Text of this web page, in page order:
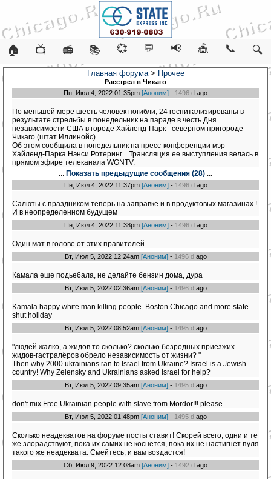
🏠 📺 📻 📚 💞 💬 📢 🎪 📞 🔍
Главная форума> Прочее
Расстрел в Чикаго
Пн, Июл 4, 2022 01:35pm [Аноним] - 1496 d ago
По меньшей мере шесть человек погибли, 24 госпитализированы в
результате стрельбы в понедельник на параде в честь Дня
независимости США в городе Хайленд-Парк - северном пригороде
Чикаго (штат Иллинойс).
Об этом сообщила в понедельник на пресс-конференции мэр
Хайленд-Парка Нэнси Ротеринг. . Трансляция ее выступления велась в
прямом эфире телеканала WGNTV.
... Показать предыдущие сообщения (28) ...
Пн, Июл 4, 2022 11:37pm [Аноним]- 1496 dago
Салюты с праздником теперь на заправке и в продуктовых магазинах !
И в неопределенном будущем
Пн, Июл 4, 2022 11:38pm [Аноним]- 1496 dago
Один мат в голове от этих правителей
Вт, Июл 5, 2022 12:24am [Аноним]- 1496 dago
Камала еше подье6ала, не делайте бензин дома, дура
Вт, Июл 5, 2022 02:36am [Аноним]- 1496 dago
Kamala happy white man killing people. Boston Chicago and more state
shut holiday
Вт, Июл 5, 2022 08:52am [Аноним]- 1495 dago
"людей жалко, а жидов то сколько? сколько безродных приезжих
жидов-гастралёров обрело независимость от жизни? "
Then why 2000 ukrainians ran to Israel from Ukraine? Israel is a Jewish
country! Why Zelensky and Ukrainians asked Israel for help?
Вт, Июл 5, 2022 09:35am [Аноним]- 1495 dago
don't mix Free Ukrainian people with slave from Mordor!!! please
Вт, Июл 5, 2022 01:48pm [Аноним]- 1495 dago
Сколько неадекватов на форуме посты ставит! Скорей всего, одни и те
же злорадствуют, пока их самих не коснётся, пока их не настигнет пуля
такого же неадеквата. Смейтесь, и вам воздастся!
Сб, Июл 9, 2022 12:08am [Аноним] - 1492 d ago